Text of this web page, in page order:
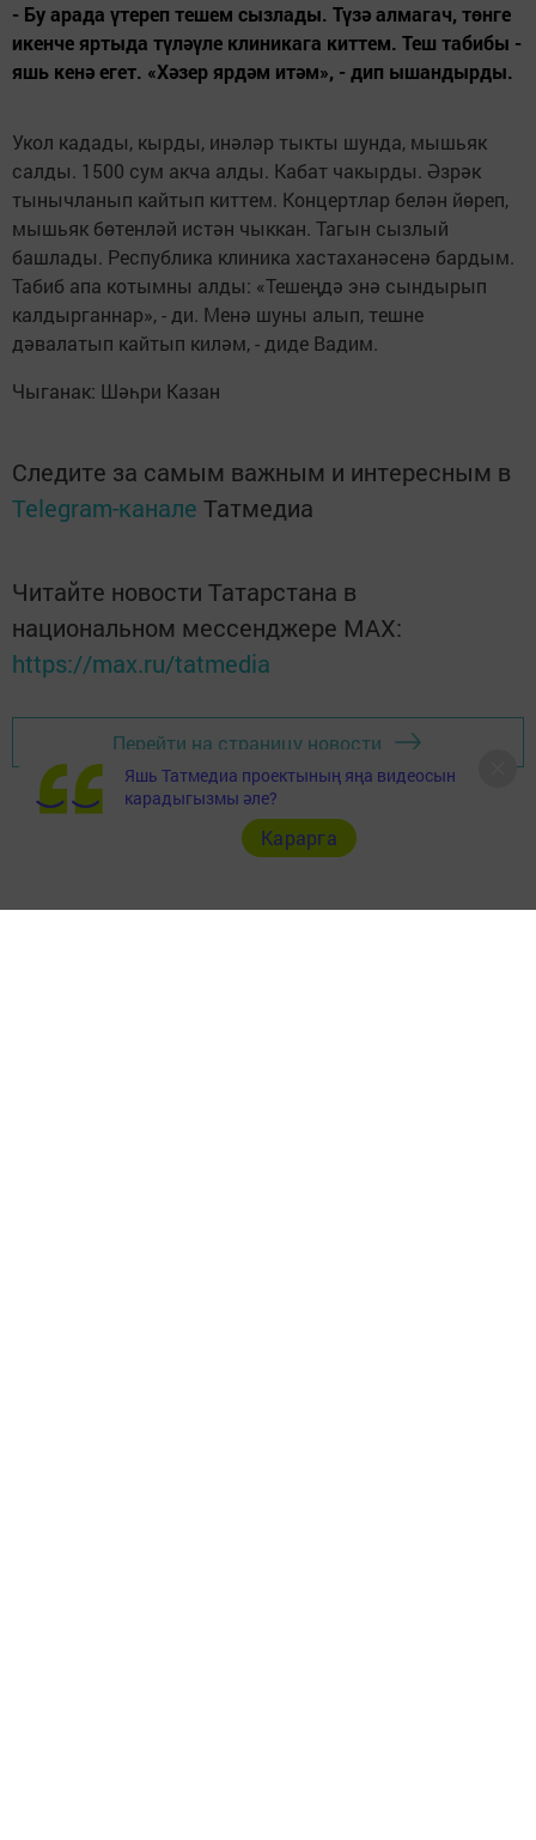
- Бу арада үтереп тешем сызлады. Түзә алмагач, төнге
икенче яртыда түләүле клиникага киттем. Теш табибы -
яшь кенә егет. «Хәзер ярдәм итәм», - дип ышандырды.
Укол кадады, кырды, инәләр тыкты шунда, мышьяк
салды. 1500 сум акча алды. Кабат чакырды. Әзрәк
тынычланып кайтып киттем. Концертлар белән йөреп,
мышьяк бөтенләй истән чыккан. Тагын сызлый
башлады. Республика клиника хастаханәсенә бардым.
Табиб апа котымны алды: «Тешеңдә энә сындырып
калдырганнар», - ди. Менә шуны алып, тешне
дәвалатып кайтып киләм, - диде Вадим.
Чыганак: Шәһри Казан
Следите за самым важным и интересным в
Telegram-канале Татмедиа
Читайте новости Татарстана в
национальном мессенджере MАХ:
https://max.ru/tatmedia
Перейти на страницу новости
Яшь Татмедиа проектының яңа видеосын
карадыгызмы әле?
Карарга